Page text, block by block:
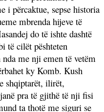
i përcaktue, sepse historia
mbrenda hijeve të
do të ishte dashtë
të cilët pështeten
me nji emen të vetëm
ky Komb. Kush
shqiptarët, ilirët,
pra të gjithë të nji fisi
ta thotë me siguri se